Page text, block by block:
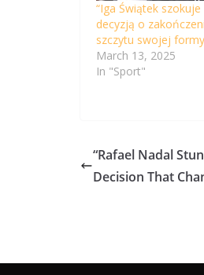
“Iga Świątek
decyzją o
szczytu swojej
March 13, 2025
In "Sport"
“Rafael Nadal
Decision That